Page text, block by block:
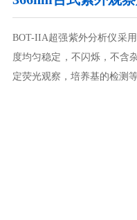
BOT-IIA超强紫外分析仪采
度均匀稳定，不闪烁，不含
定荧光观察，培养基的检测